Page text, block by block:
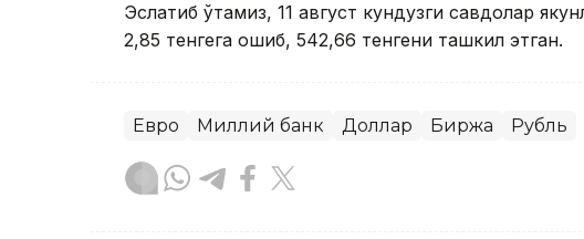
Эслатиб ўтамиз, 11 август кундузги савдолар
2,85 тенгега ошиб, 542,66 тенгени ташкил этган.
Евро Миллий банк Доллар Биржа Рубль